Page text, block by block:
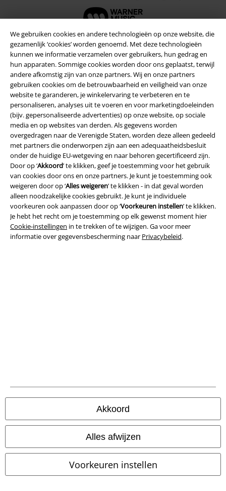
We gebruiken cookies en andere technologieën op onze website, die
gezamenlijk ‘cookies’ worden genoemd. Met deze technologieën
kunnen we informatie verzamelen over gebruikers, hun gedrag en
hun apparaten. Sommige cookies worden door ons geplaatst, terwijl
andere afkomstig zijn van onze partners. Wij en onze partners
gebruiken cookies om de betrouwbaarheid en veiligheid van onze
website te garanderen, je winkelervaring te verbeteren en te
personaliseren, analyses uit te voeren en voor marketingdoeleinden
(bijv. gepersonaliseerde advertenties) op onze website, op sociale
media en op websites van derden. Als gegevens worden
overgedragen naar de Verenigde Staten, worden deze alleen gedeeld
met partners die onderworpen zijn aan een adequaatheidsbesluit
onder de huidige EU-wetgeving en naar behoren gecertificeerd zijn.
Door op ‘Akkoord’ te klikken, geef je toestemming voor het gebruik
van cookies door ons en onze partners. Je kunt je toestemming ook
weigeren door op ‘Alles weigeren’ te klikken - in dat geval worden
alleen noodzakelijke cookies gebruikt. Je kunt je individuele
voorkeuren ook aanpassen door op ‘Voorkeuren instellen’ te klikken.
Je hebt het recht om je toestemming op elk gewenst moment hier
Cookie-instellingen in te trekken of te wijzigen. Ga voor meer
informatie over gegevensbescherming naar Privacybeleid.
Akkoord
Alles afwijzen
Voorkeuren instellen
Beveiliging
Legal
Algemene Voorwaarden
© 1986-2026 Large Popmerchandising B.V.
Onze online shops